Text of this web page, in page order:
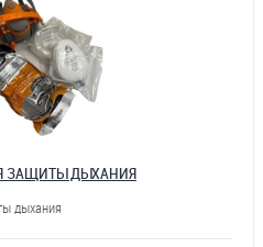
ЗАЩИТЫ ДЫХАНИЯ
дыхания